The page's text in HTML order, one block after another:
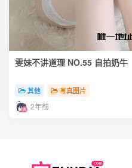
雯妹不讲道理 NO.55 自拍奶牛
其他 写真图片
2年前